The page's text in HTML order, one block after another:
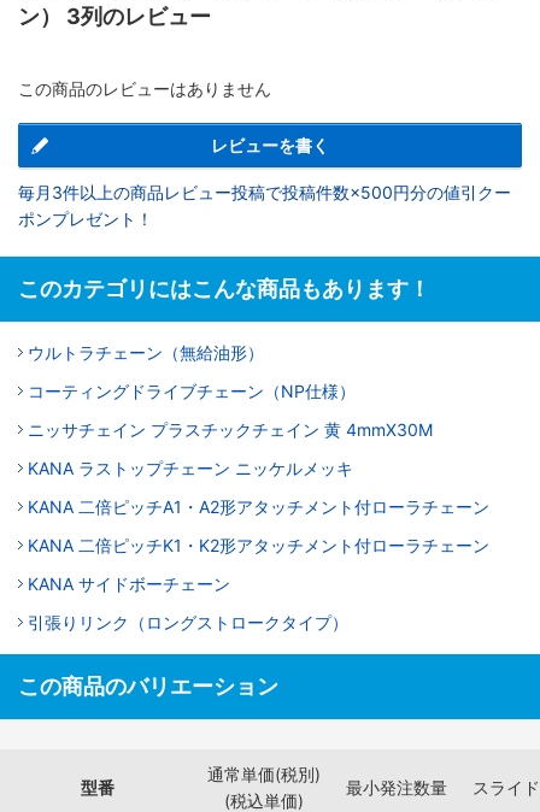
ン） 3列のレビュー
この商品のレビューはありません
レビューを書く
毎月3件以上の商品レビュー投稿で投稿件数×500円分の値引クー
ポンプレゼント！
このカテゴリにはこんな商品もあります！
ウルトラチェーン（無給油形）
コーティングドライブチェーン（NP仕様）
ニッサチェイン プラスチックチェイン 黄 4mmX30M
KANA ラストップチェーン ニッケルメッキ
KANA 二倍ピッチA1・A2形アタッチメント付ローラチェーン
KANA 二倍ピッチK1・K2形アタッチメント付ローラチェーン
KANA サイドボーチェーン
引張りリンク（ロングストロークタイプ）
この商品のバリエーション
型番
通常単価(税別)
(税込単価)
最小発注数量 スライ